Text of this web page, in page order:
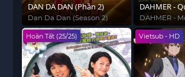
DAN DA DAN (Phần 2)
Dan Da Dan (Season 2)
DAHMER -
chuyện về
DAHMER -
Jeffrey
Hoàn Tất (25/25) Vietsub - HD